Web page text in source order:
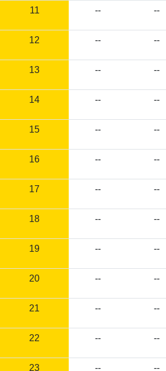
11 -- --
12 -- --
13 -- --
14 -- --
15 -- --
16 -- --
17 -- --
18 -- --
19 -- --
20 -- --
21 -- --
22 -- --
23 -- --